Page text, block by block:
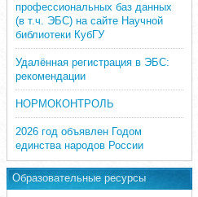
профессиональных баз данных
(в т.ч. ЭБС) на сайте Научной
библиотеки КубГУ
Удалённая регистрация в ЭБС:
рекомендации
НОРМОКОНТРОЛЬ
2026 год объявлен Годом
единства народов России
Образовательные ресурсы